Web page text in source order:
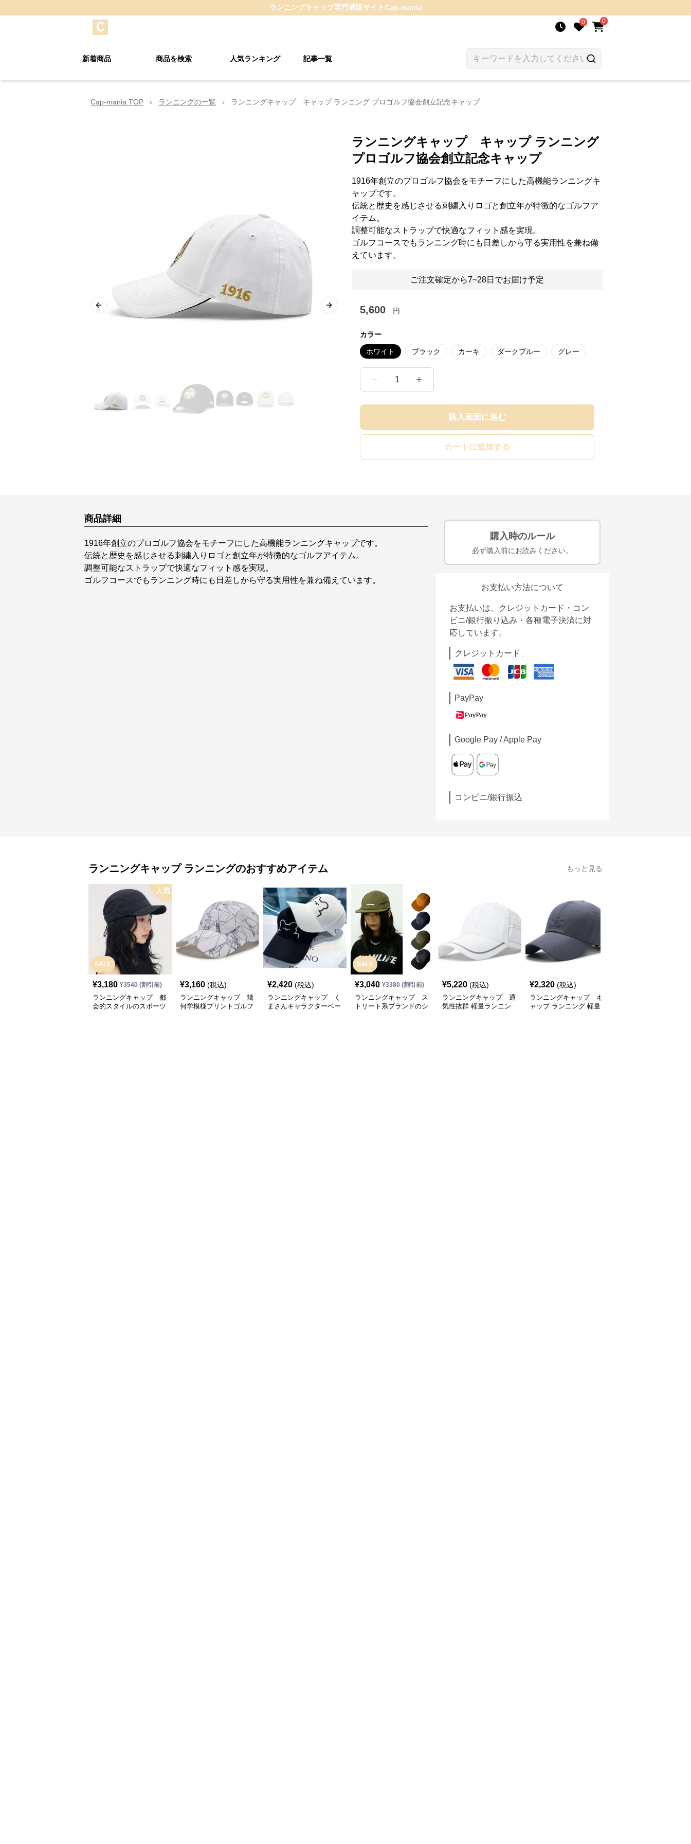
ランニングキャップ専門通販サイトCap-mania
0 0
新着商品 商品を検索 人気ランキング 記事一覧
Cap-mania TOP › ランニングの一覧 › ランニングキャップ キャップ ランニング プロゴルフ協会創立記念キャップ
Previous slide Next slide
ランニングキャップ キャップ ランニング
プロゴルフ協会創立記念キャップ
1916年創立のプロゴルフ協会をモチーフにした高機能ランニングキ
ャップです。
伝統と歴史を感じさせる刺繍入りロゴと創立年が特徴的なゴルフア
イテム。
調整可能なストラップで快適なフィット感を実現。
ゴルフコースでもランニング時にも日差しから守る実用性を兼ね備
えています。
ご注文確定から7~28日でお届け予定
5,600 円
カラー
ホワイト ブラック カーキ ダークブルー グレー
1
購入画面に進む
カートに追加する
商品詳細
1916年創立のプロゴルフ協会をモチーフにした高機能ランニングキャップです。
伝統と歴史を感じさせる刺繍入りロゴと創立年が特徴的なゴルフアイテム。
調整可能なストラップで快適なフィット感を実現。
ゴルフコースでもランニング時にも日差しから守る実用性を兼ね備えています。
購入時のルール
必ず購入前にお読みください。
お支払い方法について
お支払いは、クレジットカード・コン
ビニ/銀行振り込み・各種電子決済に対
応しています。
クレジットカード
PayPay
Google Pay / Apple Pay
コンビニ/銀行振込
ランニングキャップ ランニングのおすすめアイテム もっと見る
SALE
人気
¥3,180 ¥3540(割引前)
ランニングキャップ 都
会的スタイルのスポーツ
¥3,160 (税込)
ランニングキャップ 幾
何学模様プリントゴルフ
¥2,420 (税込)
ランニングキャップ く
まさんキャラクターベー
SALE
¥3,040 ¥3380(割引前)
ランニングキャップ ス
トリート系ブランドのシ
¥5,220 (税込)
ランニングキャップ 通
気性抜群 軽量ランニン
¥2,320 (税込)
ランニングキャップ キ
ャップ ランニング 軽量